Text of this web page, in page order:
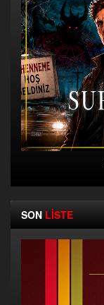
SON LİSTE